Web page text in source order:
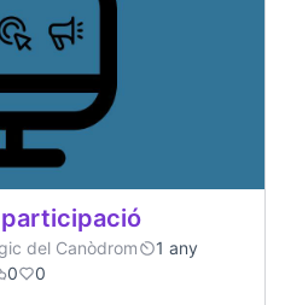
del Canòdrom
1 any
0 0